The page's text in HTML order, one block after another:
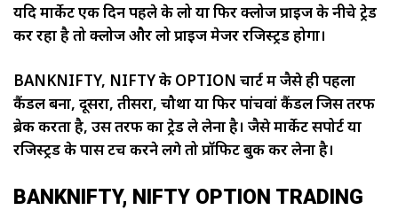
यदि मार्केट एक दिन पहले के लो या फिर क्लोज प्राइज के नीचे ट्रेड
कर रहा है तो क्लोज और लो प्राइज मेजर रजिस्ट्रेंड होगा।
BANKNIFTY, NIFTY के OPTION चार्ट में जैसे ही पहला
कैंडल बना, दूसरा, तीसरा, चौथा या फिर पांचवां कैंडल जिस तरफ
ब्रेक करता है, उस तरफ का ट्रेड ले लेना है। जैसे मार्केट सपोर्ट या
रजिस्ट्रेंड के पास टच करने लगे तो प्रॉफिट बुक कर लेना है।
BANKNIFTY, NIFTY OPTION TRADING